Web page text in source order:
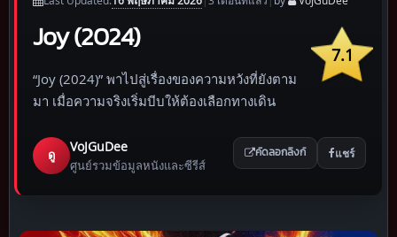
7.1
Joy (2024)
“Joy (2024)” พาไปสู่เรื่องของความหวังที่ยังตาม
มา เมื่อความจริงเริ่มบีบให้ต้องเลือกทางเดิน
ดู
VoJGuDee
ศูนย์รวมข้อมูลหนังและซีรีส์
คัดลอกลิงก์ แชร์